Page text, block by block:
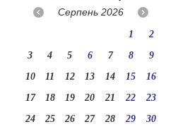
Серпень2026
1
2
3
4 5 6 7 8
9
10
11 12 13 14 15
16
17
18 19 20 21 22
23
24
25 26 27 28 29
30